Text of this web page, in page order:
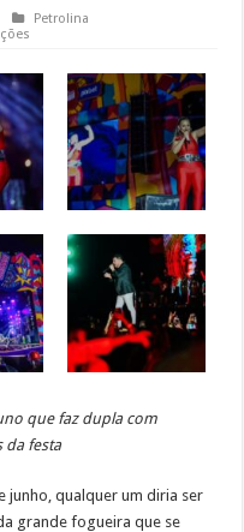
Petrolina
que faz dupla com
da festa
junho, qualquer um diria ser
grande fogueira que se